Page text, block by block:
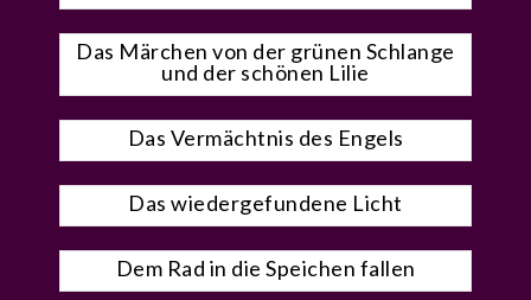
Das Märchen von der grünen Schlange
und der schönen Lilie
Das Vermächtnis des Engels
Das wiedergefundene Licht
Dem Rad in die Speichen fallen